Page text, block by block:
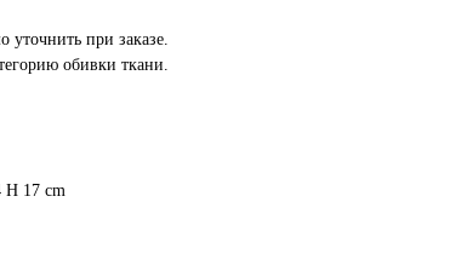
уточнить при заказе.
обивки ткани.
H 17 cm